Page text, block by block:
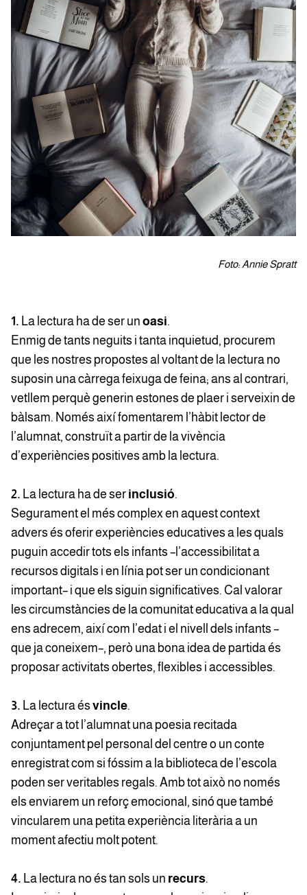
Foto: Annie Spratt
1. La lectura ha de ser un oasi.
Enmig de tants neguits i tanta inquietud, procurem
que les nostres propostes al voltant de la lectura no
suposin una càrrega feixuga de feina; ans al contrari,
vetllem perquè generin estones de plaer i serveixin de
bàlsam. Només així fomentarem l’hàbit lector de
l’alumnat, construït a partir de la vivència
d’experiències positives amb la lectura.
2. La lectura ha de ser inclusió.
Segurament el més complex en aquest context
advers és oferir experiències educatives a les quals
puguin accedir tots els infants –l’accessibilitat a
recursos digitals i en línia pot ser un condicionant
important– i que els siguin significatives. Cal valorar
les circumstàncies de la comunitat educativa a la qual
ens adrecem, així com l’edat i el nivell dels infants –
que ja coneixem–, però una bona idea de partida és
proposar activitats obertes, flexibles i accessibles.
3. La lectura és vincle.
Adreçar a tot l’alumnat una poesia recitada
conjuntament pel personal del centre o un conte
enregistrat com si fóssim a la biblioteca de l’escola
poden ser veritables regals. Amb tot això no només
els enviarem un reforç emocional, sinó que també
vincularem una petita experiència literària a un
moment afectiu molt potent.
4. La lectura no és tan sols un recurs.